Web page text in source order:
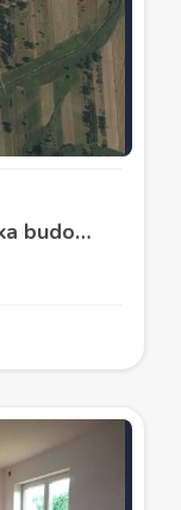
Atrakcyjna inwestycyjna działka budowlana, Stasiopole, gmina Dąbrówka